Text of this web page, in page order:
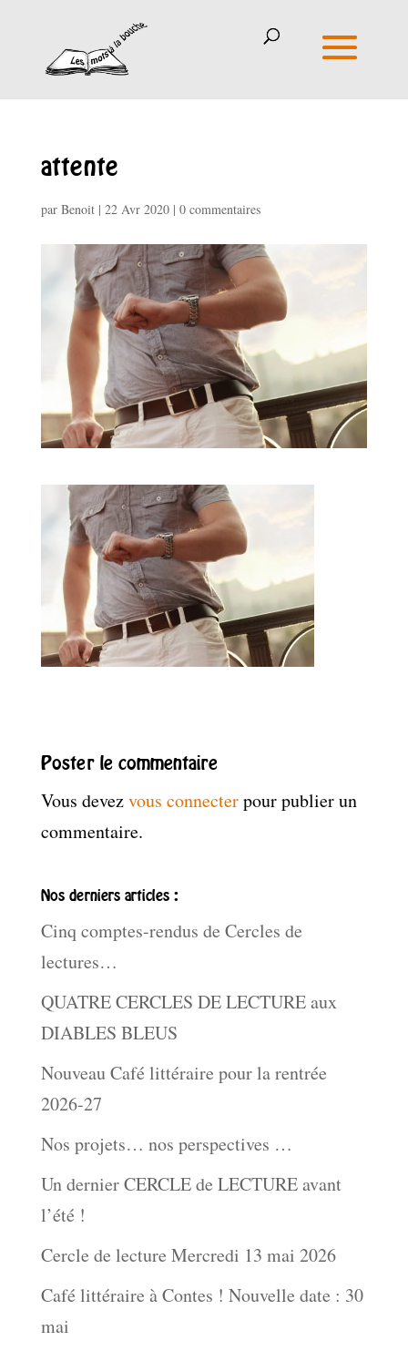
attente
par Benoit| 22 Avr 2020| 0 commentaires
Poster le commentaire
Vous devezvous connecterpour publier un
commentaire.
Nos derniers articles :
Cinq comptes-rendus de Cercles de
lectures…
QUATRE CERCLES DE LECTURE aux
DIABLES BLEUS
Nouveau Café littéraire pour la rentrée
2026-27
Nos projets… nos perspectives …
Un dernier CERCLE de LECTURE avant
l’été !
Cercle de lecture Mercredi 13 mai 2026
Café littéraire à Contes ! Nouvelle date : 30
mai